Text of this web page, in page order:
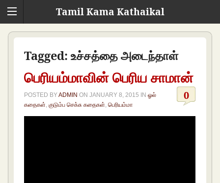
Tamil Kama Kathaikal
Tagged: உச்சத்தை அடைந்தாள்
பெரியம்மாவின் பெரிய சாமான்
0
POSTED BYADMIN ONJANUARY 8, 2015 INஓல்
கதைகள் ,குடும்ப செக்சு கதைகள் ,பெரியம்மா